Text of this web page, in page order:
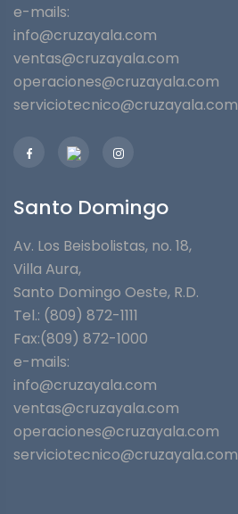
e-mails:
info@cruzayala.com
ventas@cruzayala.com
operaciones@cruzayala.com
serviciotecnico@cruzayala.com
Santo Domingo
Av. Los Beisbolistas, no. 18,
Villa Aura,
Santo Domingo Oeste, R.D.
Tel.: (809) 872-1111
Fax:(809) 872-1000
e-mails:
info@cruzayala.com
ventas@cruzayala.com
operaciones@cruzayala.com
serviciotecnico@cruzayala.com